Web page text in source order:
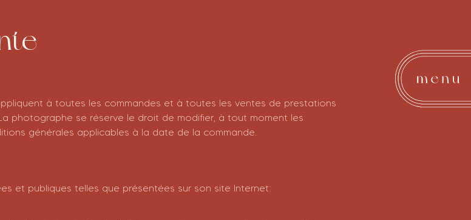
à toutes les commandes et à toutes les ventes de prestations
photographe se réserve le droit de modifier, à tout moment les
générales applicables à la date de la commande.
et publiques telles que présentées sur son site Internet: